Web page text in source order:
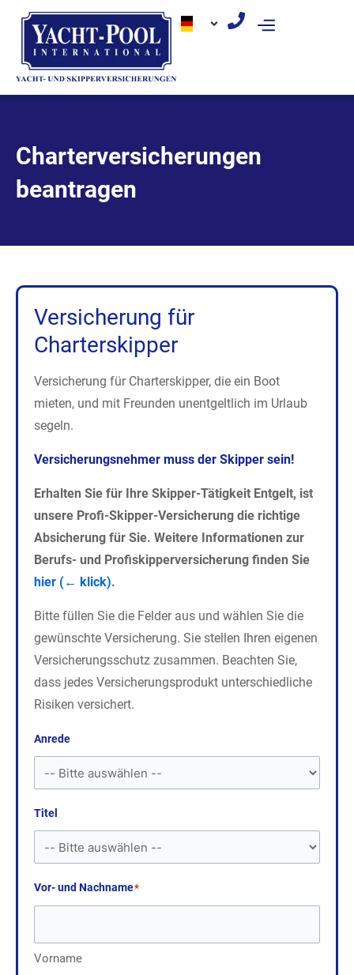
springen
Charterversicherungen
beantragen
Versicherung für
Charterskipper
Versicherung für Charterskipper, die ein Boot
mieten, und mit Freunden unentgeltlich im Urlaub
segeln.
Versicherungsnehmer muss der Skipper sein!
Erhalten Sie für Ihre Skipper-Tätigkeit Entgelt, ist
unsere Profi-Skipper-Versicherung die richtige
Absicherung für Sie. Weitere Informationen zur
Berufs- und Profiskipperversicherung finden Sie
hier (← klick).
Bitte füllen Sie die Felder aus und wählen Sie die
gewünschte Versicherung. Sie stellen Ihren eigenen
Versicherungsschutz zusammen. Beachten Sie,
dass jedes Versicherungsprodukt unterschiedliche
Risiken versichert.
Anrede
Titel
Vor- und Nachname*
Vorname